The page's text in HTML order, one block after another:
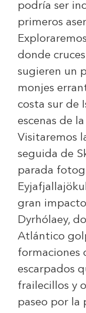
podría ser
primeros
donde
sugieren un
monjes
costa sur de
escenas de
Visitaremos
seguida de
parada
gran
Dyrhólaey,
Atlántico
formaciones
escarpados
frailecillos y
paseo por la